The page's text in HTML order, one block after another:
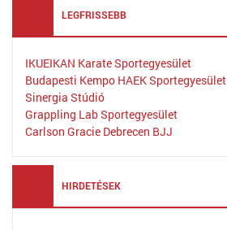
LEGFRISSEBB
IKUEIKAN Karate Sportegyesület
Budapesti Kempo HAEK Sportegyesület
Sinergia Stúdió
Grappling Lab Sportegyesület
Carlson Gracie Debrecen BJJ
HIRDETÉSEK